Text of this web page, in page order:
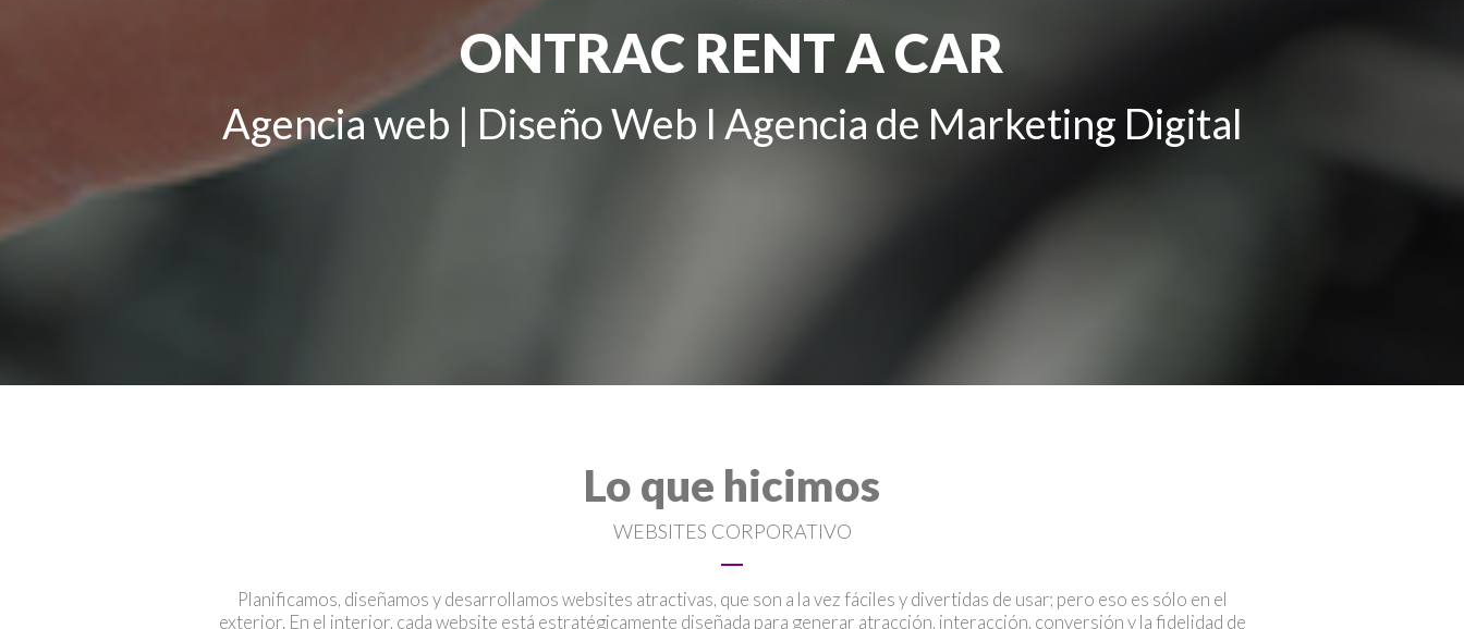
ONTRAC RENT A CAR
Agencia web | Diseño Web I Agencia de Marketing Digital
Lo que hicimos
WEBSITES CORPORATIVO
Planificamos, diseñamos y desarrollamos websites atractivas, que son a la vez fáciles y divertidas de usar; pero eso es sólo en el
exterior. En el interior, cada website está estratégicamente diseñada para generar atracción, interacción, conversión y la fidelidad de